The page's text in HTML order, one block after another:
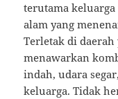
terutama
alam yang
Terletak di
menawarkan
indah, udara
keluarga. Tidak